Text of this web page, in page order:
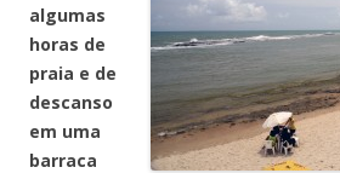
algumas
horas de
praia e de
descanso
em uma
barraca